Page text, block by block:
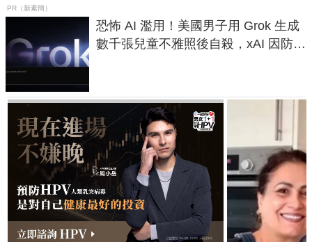
PR（新素簡）
恐怖 AI 濫用！美國男子用 Grok 生成
數千張兒童不雅照後自殺，xAI 因防護